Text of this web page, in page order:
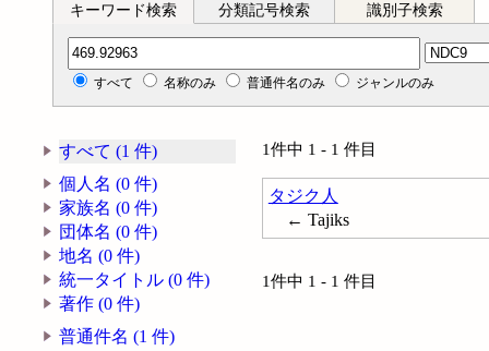
キーワード検索 分類記号検索 識別子検索
分類記号検索
すべて 名称のみ 普通件名のみ ジャンルのみ
すべて (1 件)
個人名 (0 件)
家族名 (0 件)
団体名 (0 件)
地名 (0 件)
統一タイトル (0 件)
著作 (0 件)
普通件名 (1 件)
1件中 1 - 1 件目
タジク人
← Tajiks
1件中 1 - 1 件目